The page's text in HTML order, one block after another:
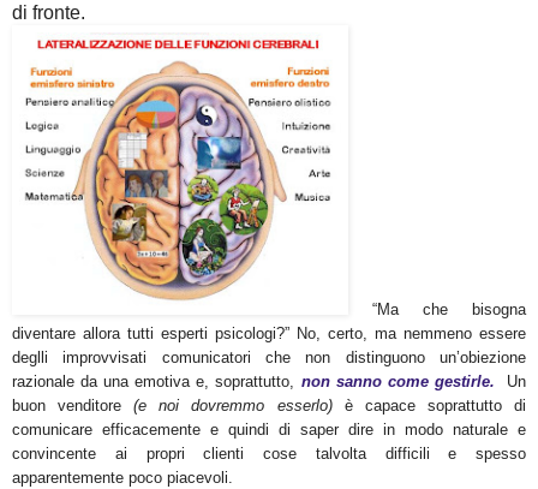
di fronte.
“Ma che bisogna
diventare allora tutti esperti psicologi?” No, certo, ma nemmeno essere
deglli improvvisati comunicatori che non distinguono un’obiezione
razionale da una emotiva e, soprattutto, non sanno come gestirle. Un
buon venditore(e noi dovremmo esserlo)è capace soprattutto di
comunicare efficacemente e quindi di saper dire in modo naturale e
convincente ai propri clienti cose talvolta difficili e spesso
apparentemente poco piacevoli.